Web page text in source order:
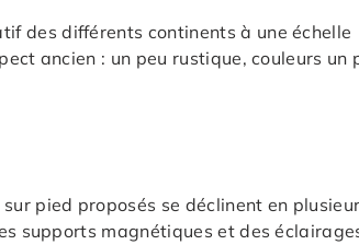
des différents continents à une échelle
ancien : un peu rustique, couleurs un
pied proposés se déclinent en
supports magnétiques et des